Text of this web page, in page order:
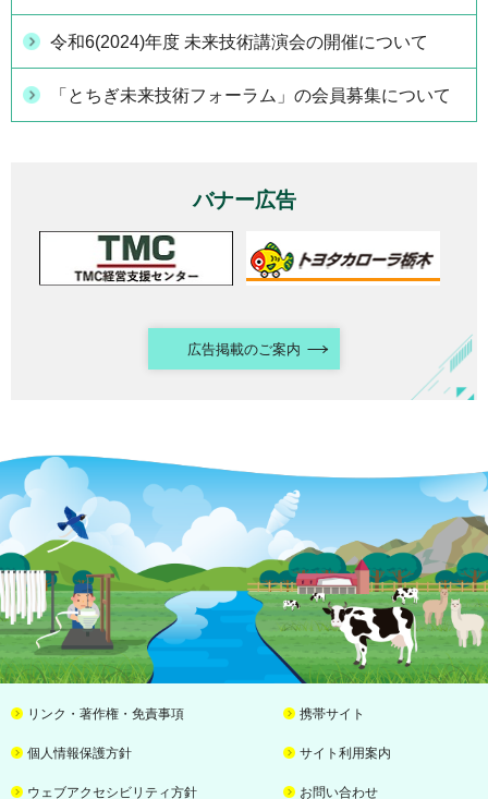
令和6(2024)年度 未来技術講演会の開催について
「とちぎ未来技術フォーラム」の会員募集について
バナー広告
広告掲載のご案内
リンク・著作権・免責事項 携帯サイト
個人情報保護方針 サイト利用案内
ウェブアクセシビリティ方針 お問い合わせ